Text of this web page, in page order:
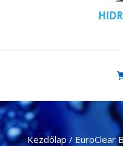
Kezdőlap / EuroClear